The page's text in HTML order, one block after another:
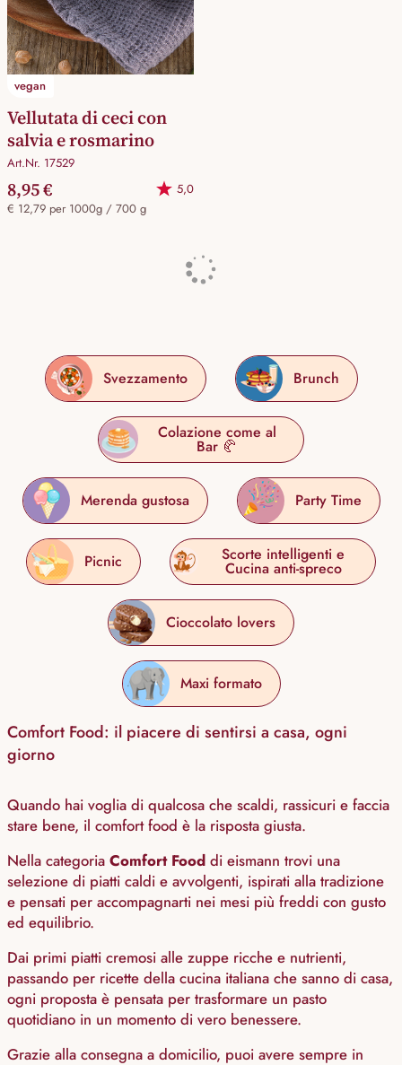
vegan
Vellutata di ceci con
salvia e rosmarino
Art.Nr. 17529
8,95 €
5,0
€ 12,79 per 1000g / 700 g
Svezzamento Brunch
Colazione come al
Bar 🥐
Merenda gustosa Party Time
Picnic Scorte intelligenti e
Cucina anti-spreco
Cioccolato lovers
Maxi formato
Comfort Food: il piacere di sentirsi a casa, ogni
giorno
Quando hai voglia di qualcosa che scaldi, rassicuri e faccia
stare bene, il comfort food è la risposta giusta.
Nella categoria Comfort Food di eismann trovi una
selezione di piatti caldi e avvolgenti, ispirati alla tradizione
e pensati per accompagnarti nei mesi più freddi con gusto
ed equilibrio.
Dai primi piatti cremosi alle zuppe ricche e nutrienti,
passando per ricette della cucina italiana che sanno di casa,
ogni proposta è pensata per trasformare un pasto
quotidiano in un momento di vero benessere.
Grazie alla consegna a domicilio, puoi avere sempre in